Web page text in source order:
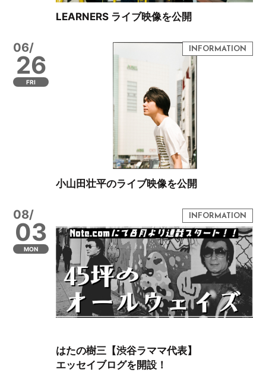
LEARNERS ライブ映像を公開
06/
26
FRI
小山田壮平のライブ映像を公開
08/
03
MON
はたの樹三【渋谷ラママ代表】
エッセイブログを開設！